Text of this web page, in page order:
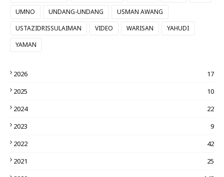
UMNO
UNDANG-UNDANG
USMAN AWANG
USTAZIDRISSULAIMAN
VIDEO WARISAN
YAHUDI
YAMAN
2026
17
2025
10
2024
22
2023
9
2022
42
2021
25